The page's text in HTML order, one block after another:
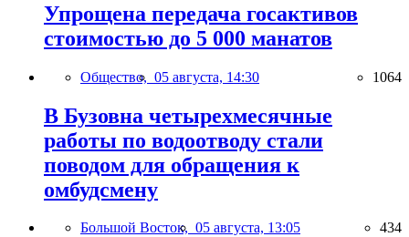
Упрощена передача госактивов
стоимостью до 5 000 манатов
Общество, 05 августа, 14:30 1064
В Бузовна четырехмесячные
работы по водоотводу стали
поводом для обращения к
омбудсмену
Большой Восток, 05 августа, 13:05 434